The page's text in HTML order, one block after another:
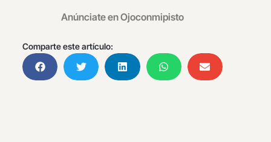
Anúnciate en Ojoconmipisto
Comparte este artículo: